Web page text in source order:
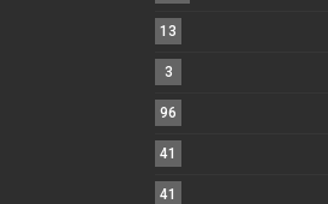
13
3
96
41
41